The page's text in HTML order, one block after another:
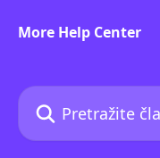
More Help Center
Pretražite članke...